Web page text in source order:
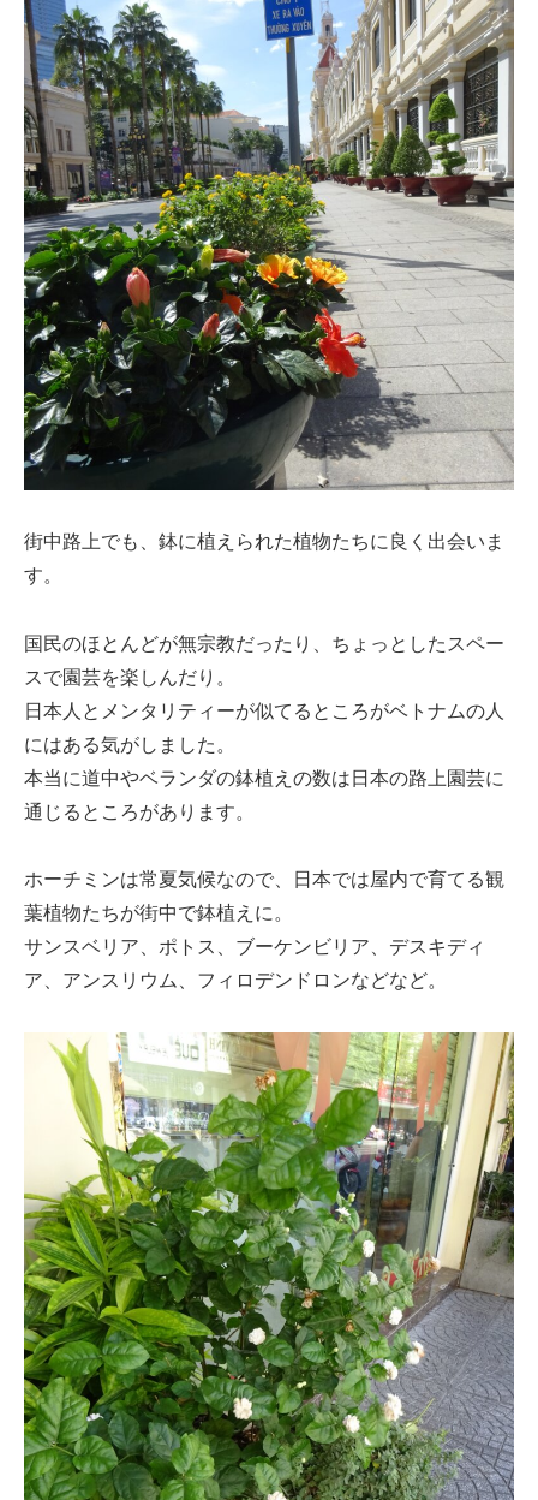
街中路上でも、鉢に植えられた植物たちに良く出会いま
す。
国民のほとんどが無宗教だったり、ちょっとしたスペー
スで園芸を楽しんだり。
日本人とメンタリティーが似てるところがベトナムの人
にはある気がしました。
本当に道中やベランダの鉢植えの数は日本の路上園芸に
通じるところがあります。
ホーチミンは常夏気候なので、日本では屋内で育てる観
葉植物たちが街中で鉢植えに。
サンスベリア、ポトス、ブーケンビリア、デスキディ
ア、アンスリウム、フィロデンドロンなどなど。